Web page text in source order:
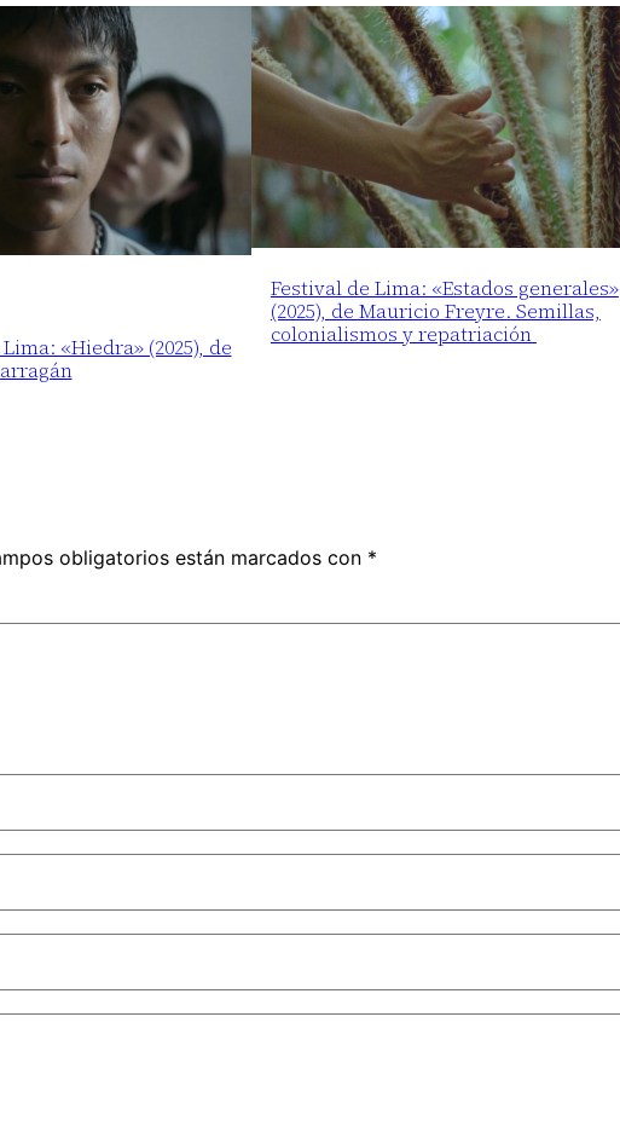
«Hiedra» (2025), de
Festival de Lima: «Estados generales»
(2025), de Mauricio Freyre. Semillas,
colonialismos y repatriación
obligatorios están marcados con *